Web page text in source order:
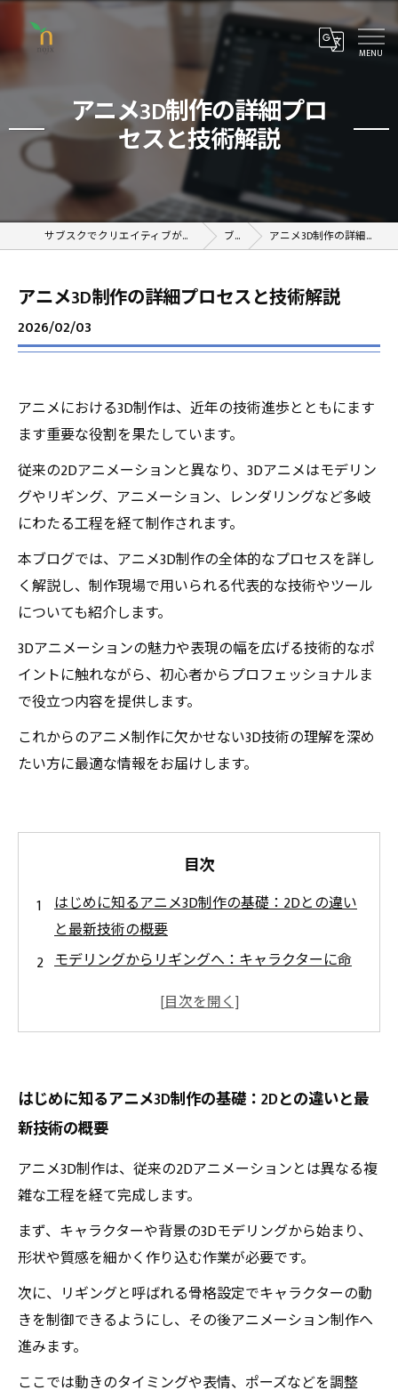
アニメ3D制作の詳細プロ
セスと技術解説
サブスクでクリエイティブが学べるオンラインスクール ブログ アニメ3D制作の詳細プロセスと技術解説
アニメ3D制作の詳細プロセスと技術解説
2026/02/03
アニメにおける3D制作は、近年の技術進歩とともにます
ます重要な役割を果たしています。
従来の2Dアニメーションと異なり、3Dアニメはモデリン
グやリギング、アニメーション、レンダリングなど多岐
にわたる工程を経て制作されます。
本ブログでは、アニメ3D制作の全体的なプロセスを詳し
く解説し、制作現場で用いられる代表的な技術やツール
についても紹介します。
3Dアニメーションの魅力や表現の幅を広げる技術的なポ
イントに触れながら、初心者からプロフェッショナルま
で役立つ内容を提供します。
これからのアニメ制作に欠かせない3D技術の理解を深め
たい方に最適な情報をお届けします。
目次
はじめに知るアニメ3D制作の基礎：2Dとの違い
と最新技術の概要
モデリングからリギングへ：キャラクターに命
動きを創り出すアニメーション技術の秘密と表
映像の質を高める方法
3Dアニメ制作の未来展望と初心者からプロまで
役立つ最新ツール紹介
アニメ3D制作の全体像を網羅した技術解説と実
これから始める人のための3Dアニメ制作入門ガ
イド：基礎から応用まで
はじめに知るアニメ3D制作の基礎：2Dとの違いと最
新技術の概要
アニメ3D制作は、従来の2Dアニメーションとは異なる複
雑な工程を経て完成します。
まず、キャラクターや背景の3Dモデリングから始まり、
形状や質感を細かく作り込む作業が必要です。
次に、リギングと呼ばれる骨格設定でキャラクターの動
きを制御できるようにし、その後アニメーション制作へ
進みます。
ここでは動きのタイミングや表情、ポーズなどを調整